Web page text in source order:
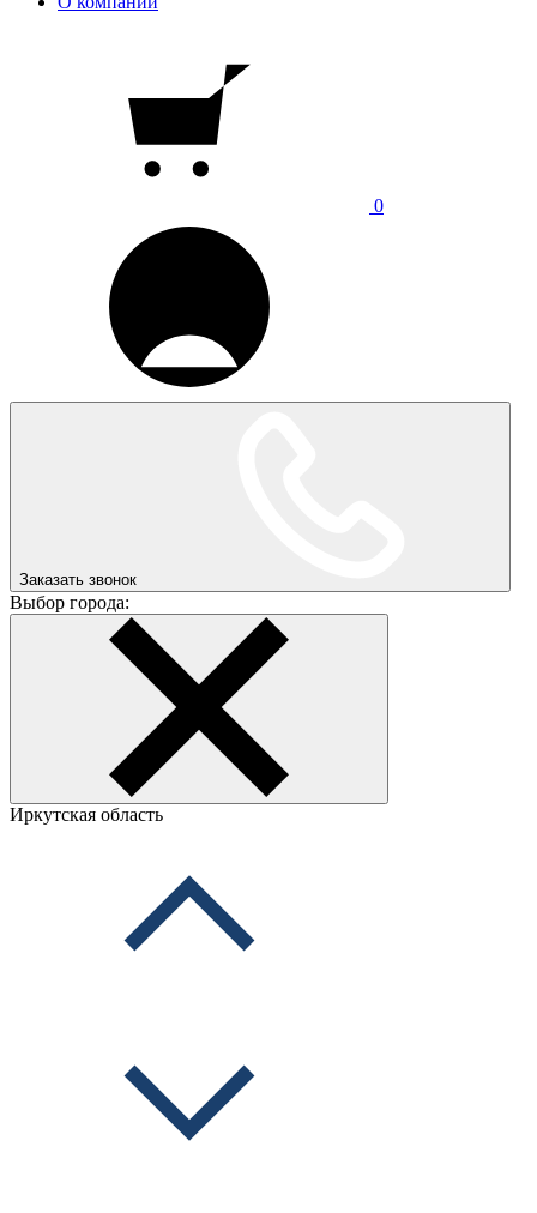
0
Заказать звонок
Выбор города:
Иркутская область